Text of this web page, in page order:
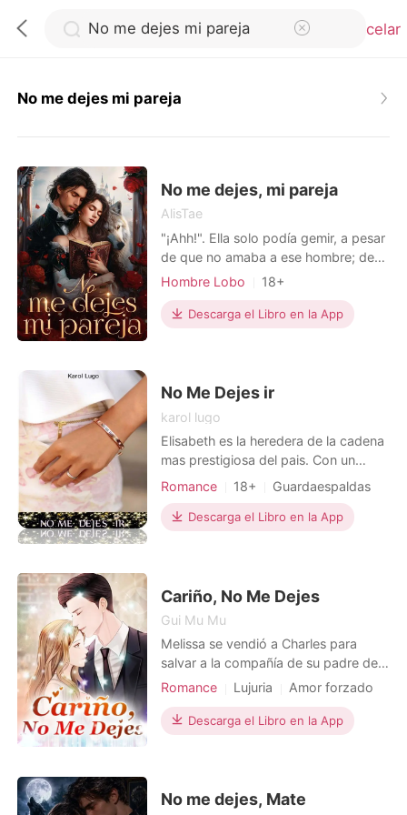
Cancelar
Recargar
Historia
Salir
No me dejes mi pareja
No me dejes, mi pareja
AlisTae
"¡Ahh!". Ella solo podía gemir, a pesar
de que no amaba a ese hombre; de
hecho, lo odiaba. Las manos del
jadeó cuando él comenzó a bajarle el
cierre del vestido. Este terminaba en
me toq...
Hombre Lobo
18+
Triángulo amoroso
Encantadora
Escuela secundaria
Alfa
Descarga el Libro en la App
No Me Dejes ir
karol lugo
Elisabeth es la heredera de la cadena
mas prestigiosa del pais. Con un
enemigo oculto esta constantemente
en peligro. Dan tiene una mision
protegerla a cualquier costo siendo el
mejor en su oficio es enviado para ser
corazon.
Romance 18+ Guardaespaldas
Descarga el Libro en la App
Cariño, No Me Dejes
Gui Mu Mu
Melissa se vendió a Charles para
salvar a la compañía de su padre de
la bancarrota. Humillación, desprecio
tuvo en su matrimonio.
Afortunadamente, su amor la salvó
sonrisas amables y miradas car
Romance Lujuria
Amor forzado
CEO
Pareja
Descarga el Libro en la App
No me dejes, Mate